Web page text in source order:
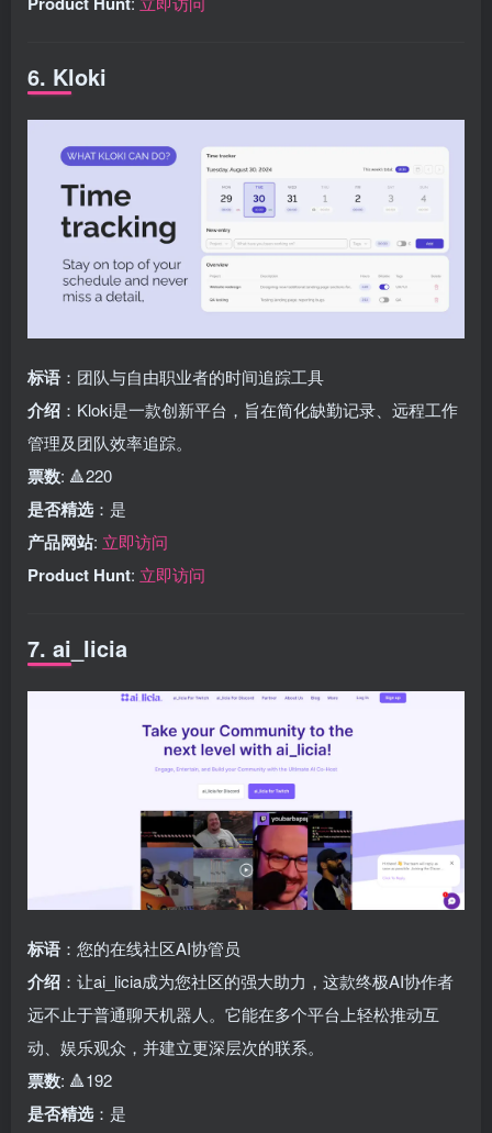
6. Kloki
标语 ：团队与自由职业者的时间追踪工具
介绍 ：Kloki是一款创新平台，旨在简化缺勤记录、远程工作
管理及团队效率追踪。
票数: 🔺220
是否精选 ：是
产品网站: 立即访问
Product Hunt: 立即访问
7. ai_licia
标语 ：您的在线社区AI协管员
介绍 ：让ai_licia成为您社区的强大助力，这款终极AI协作者
远不止于普通聊天机器人。它能在多个平台上轻松推动互
动、娱乐观众，并建立更深层次的联系。
票数: 🔺192
是否精选 ：是